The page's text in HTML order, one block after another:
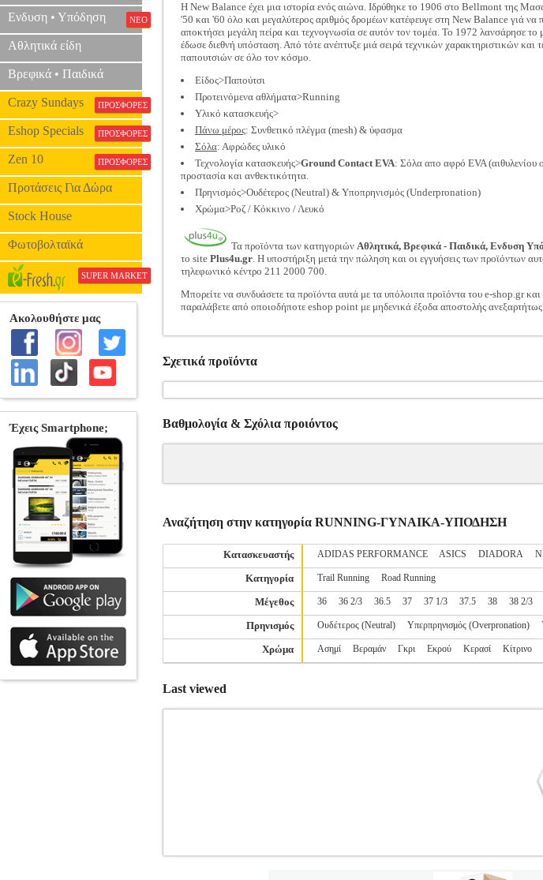
Ενδυση • Υπόδηση ΝΕΟ
Αθλητικά είδη
Βρεφικά • Παιδικά
Crazy Sundays ΠΡΟΣΦΟΡΕΣ
Eshop Specials ΠΡΟΣΦΟΡΕΣ
Zen 10 ΠΡΟΣΦΟΡΕΣ
Προτάσεις Για Δώρα
Stock House
Φωτοβολταϊκά
SUPER MARKET
H Νew Balance έχει μια ιστορία ενός αιώνα. Ιδρύθηκε το 1906 στο Bellmont της
'50 και '60 όλο και μεγαλύτερος αριθμός δρομέων κατέφευγε στη New Balance γιά να
αποκτήσει μεγάλη πείρα και τεχνογνωσία σε αυτόν τον τομέα. Το 1972 λανσάρησε
έδωσε διεθνή υπόσταση. Από τότε ανέπτυξε μιά σειρά τεχνικών χαρακτηριστικών
παπουτσιών σε όλο τον κόσμο.
Είδος>Παπούτσι
Προτεινόμενα αθλήματα>Running
Υλικό κατασκευής>
Πάνω μέρος: Συνθετικό πλέγμα (mesh) & ύφασμα
Σόλα: Αφρώδες υλικό
Τεχνολογία κατασκευής>Ground Contact EVA: Σόλα απο αφρό EVA (αιθυλενίου
προστασία και ανθεκτικότητα.
Πρηνισμός>Ουδέτερος (Neutral) & Υποπρηνισμός (Underpronation)
Χρώμα>Ροζ / Κόκκινο / Λευκό
Τα προϊόντα των κατηγοριών Αθλητικά, Βρεφικά - Παιδικά, Ενδυση
το site Plus4u.gr. Η υποστήριξη μετά την πώληση και οι εγγυήσεις των προϊόντων
τηλεφωνικό κέντρο 211 2000 700.
Μπορείτε να συνδυάσετε τα προϊόντα αυτά με τα υπόλοιπα προϊόντα του e-shop.gr
παραλάβετε από οποιοδήποτε eshop point με μηδενικά έξοδα αποστολής
Σχετικά προϊόντα
Βαθμολογία & Σχόλια προιόντος
Αναζήτηση στην κατηγορία RUNNING-ΓΥΝΑΙΚΑ-ΥΠΟΔΗΣΗ
Κατασκευαστής ADIDAS PERFORMANCE ASICS DIADORA
Κατηγορία Trail Running Road Running
Μέγεθος 36 36 2/3 36.5 37 37 1/3 37.5 38 38 2/3
Πρηνισμός Ουδέτερος (Neutral) Υπερπρηνισμός (Overpronation)
Χρώμα Ασημί Βεραμάν Γκρι Εκρού Κερασί Κίτρινο
Last viewed
Κατηγορία: RUNNING-ΓΥΝΑΙΚΑ-ΥΠΟΔΗΣΗ •NEW BALANCE στην